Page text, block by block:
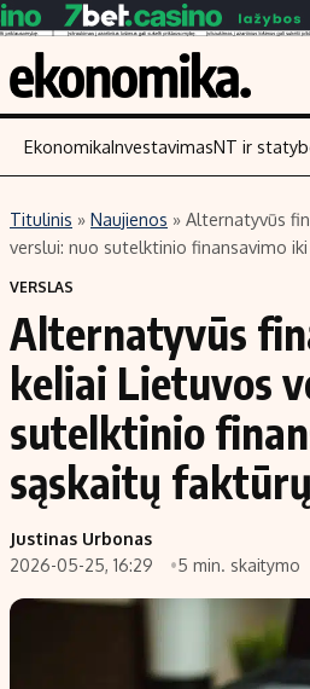
Turinys
Naujienos
Aplinka
Verslas
Energetika
Ekonomika
Politika
NT ir statybos
EkonomikaInvestavimasNT ir
Titulinis » Naujienos » Alternatyvūs
verslui: nuo sutelktinio finansavimo
VERSLAS
Alternatyvūs
keliai Lietuvos
sutelktinio
sąskaitų
Justinas Urbonas
2026-05-25, 16:29
5 min. skaitymo